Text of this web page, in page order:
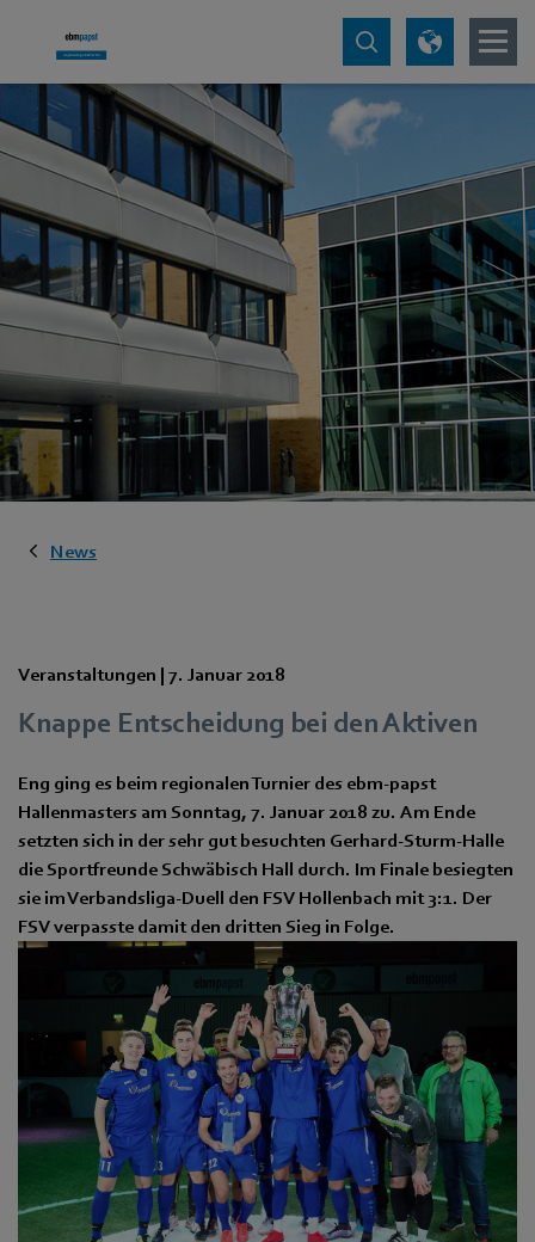
News
Veranstaltungen | 7. Januar 2018
Knappe Entscheidung bei den Aktiven
Eng ging es beim regionalen Turnier des ebm-papst
Hallenmasters am Sonntag, 7. Januar 2018 zu. Am Ende
setzten sich in der sehr gut besuchten Gerhard-Sturm-Halle
die Sportfreunde Schwäbisch Hall durch. Im Finale besiegten
sie im Verbandsliga-Duell den FSV Hollenbach mit 3:1. Der
FSV verpasste damit den dritten Sieg in Folge.